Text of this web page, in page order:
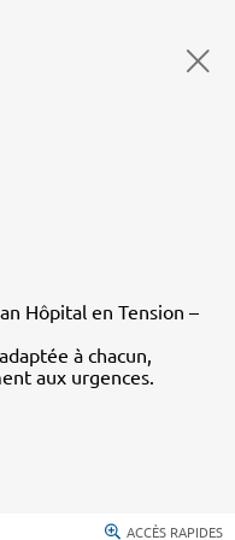
Hôpital en Tension –
à chacun,
aux urgences.
ACCÈS RAPIDES